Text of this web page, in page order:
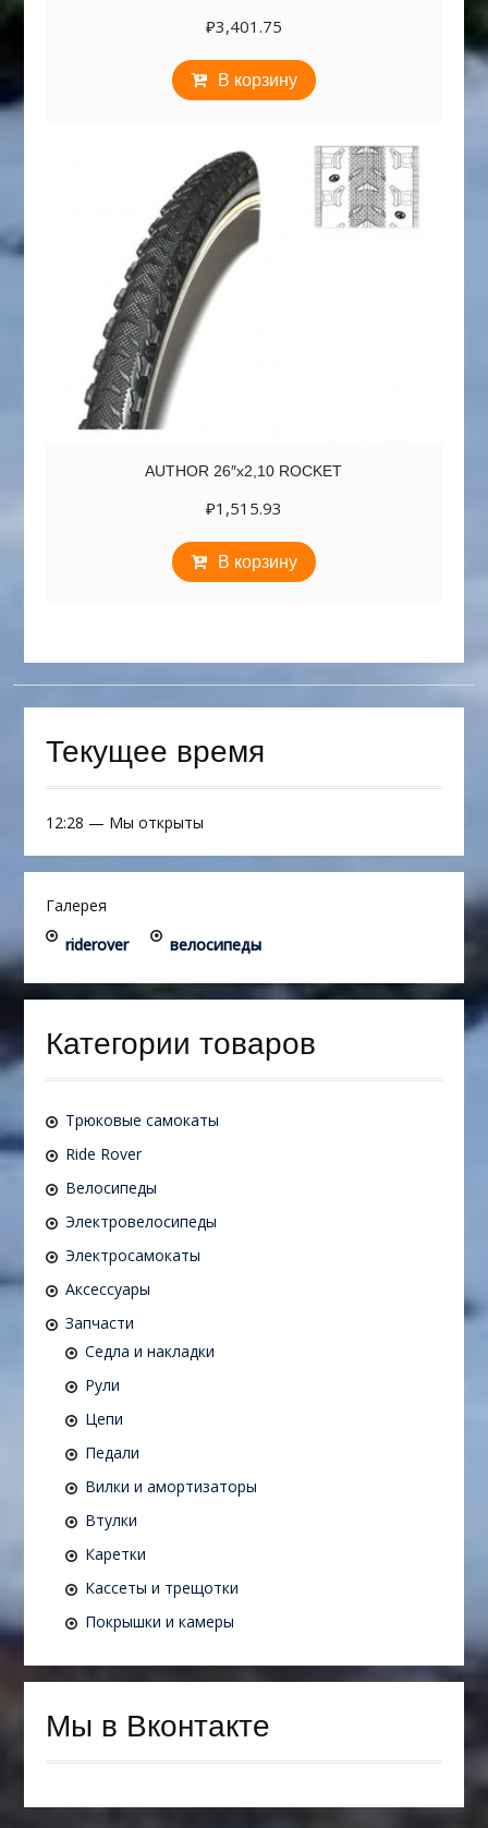
₽3,401.75
В корзину
AUTHOR 26″х2,10 ROCKET
₽1,515.93
В корзину
Текущее время
12:28 — Мы открыты
Галерея
riderover
велосипеды
Категории товаров
Трюковые самокаты
Ride Rover
Велосипеды
Электровелосипеды
Электросамокаты
Аксессуары
Запчасти
Седла и накладки
Рули
Цепи
Педали
Вилки и амортизаторы
Втулки
Каретки
Кассеты и трещотки
Покрышки и камеры
Мы в Вконтакте